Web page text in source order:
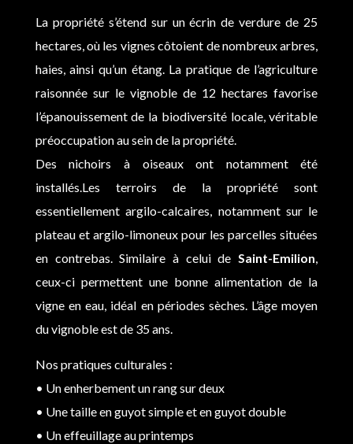
La propriété s’étend sur un écrin de verdure de 25
hectares, où les vignes côtoient de nombreux arbres,
haies, ainsi qu’un étang. La pratique de l’agriculture
raisonnée sur le vignoble de 12 hectares favorise
l’épanouissement de la biodiversité locale, véritable
préoccupation au sein de la propriété.
Des nichoirs à oiseaux ont notamment été
installés.Les terroirs de la propriété sont
essentiellement argilo-calcaires, notamment sur le
plateau et argilo-limoneux pour les parcelles situées
en contrebas. Similaire à celui deSaint-Emilion,
ceux-ci permettent une bonne alimentation de la
vigne en eau, idéal en périodes sèches. L’âge moyen
du vignoble est de 35 ans.
Nos pratiques culturales :
• Un enherbement un rang sur deux
• Une taille en guyot simple et en guyot double
• Un effeuillage au printemps